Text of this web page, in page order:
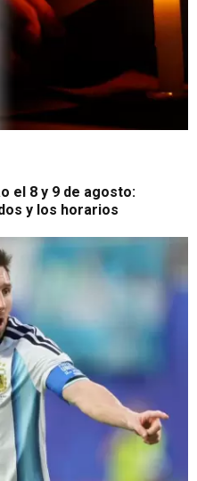
el 8 y 9 de agosto:
y los horarios